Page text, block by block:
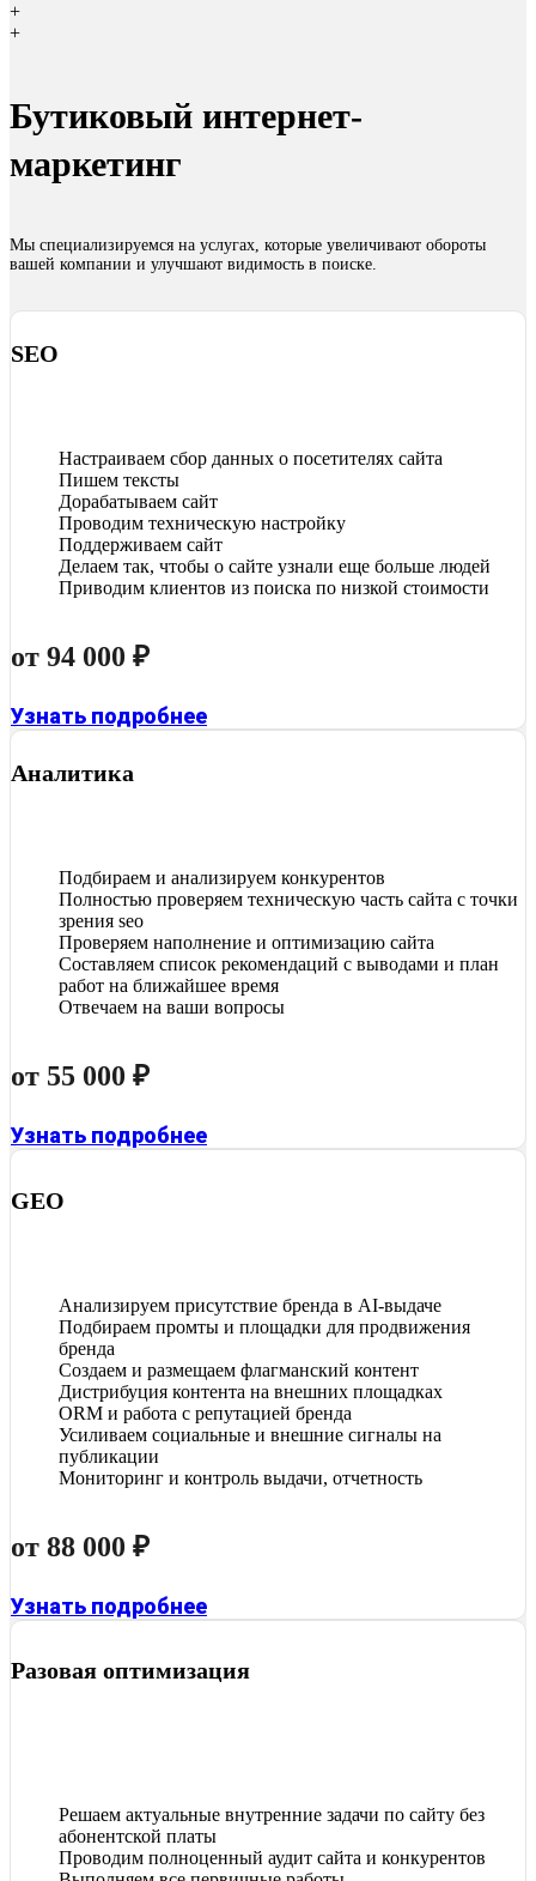
+
+
Бутиковый интернет-
маркетинг
Мы специализируемся на услугах, которые увеличивают обороты
вашей компании и улучшают видимость в поиске.
SEO
Настраиваем сбор данных о посетителях сайта
Пишем тексты
Дорабатываем сайт
Проводим техническую настройку
Поддерживаем сайт
Делаем так, чтобы о сайте узнали еще больше людей
Приводим клиентов из поиска по низкой стоимости
от 94 000 ₽
Узнать подробнее
Аналитика
Подбираем и анализируем конкурентов
Полностью проверяем техническую часть сайта с точки
зрения seo
Проверяем наполнение и оптимизацию сайта
Составляем список рекомендаций с выводами и план
работ на ближайшее время
Отвечаем на ваши вопросы
от 55 000 ₽
Узнать подробнее
GEO
Анализируем присутствие бренда в AI-выдаче
Подбираем промты и площадки для продвижения
бренда
Создаем и размещаем флагманский контент
Дистрибуция контента на внешних площадках
ORM и работа с репутацией бренда
Усиливаем социальные и внешние сигналы на
публикации
Мониторинг и контроль выдачи, отчетность
от 88 000 ₽
Узнать подробнее
Разовая оптимизация
Решаем актуальные внутренние задачи по сайту без
абонентской платы
Проводим полноценный аудит сайта и конкурентов